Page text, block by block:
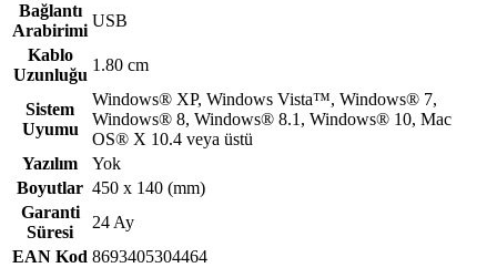
Bağlantı
Arabirimi
USB
Kablo
Uzunluğu
1.80 cm
Sistem
Uyumu
Windows® XP, Windows Vista™, Windows® 7,
Windows® 8, Windows® 8.1, Windows® 10, Mac
OS® X 10.4 veya üstü
Yazılım
Yok
Boyutlar 450 x 140 (mm)
Garanti
Süresi
24 Ay
EAN Kod 8693405304464